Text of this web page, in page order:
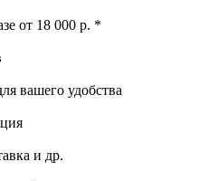
от 18 000 р. *
вашего удобства
и др.